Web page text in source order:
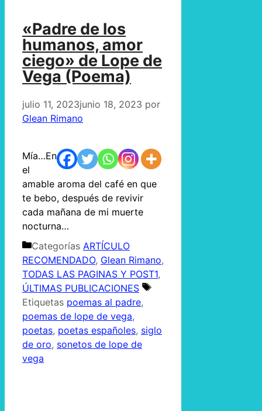
«Padre de los
humanos, amor
ciego» de Lope de
Vega (Poema)
julio 11, 2023junio 18, 2023 por
Glean Rimano
Mía…En
el
amable aroma del café en que
te bebo, después de revivir
cada mañana de mi muerte
nocturna…
Categorías ARTÍCULO
RECOMENDADO, Glean Rimano,
TODAS LAS PAGINAS Y POST1,
ÚLTIMAS PUBLICACIONES
Etiquetas poemas al padre,
poemas de lope de vega,
poetas, poetas españoles, siglo
de oro, sonetos de lope de
vega